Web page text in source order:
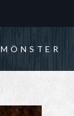
MÖNSTER